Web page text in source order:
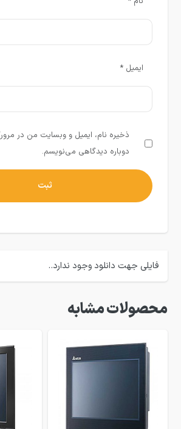
ایمیل*
ذخیره نام، ایمیل و وبسایت من در
دوباره دیدگاهی می‌نویسم.
فایلی جهت دانلود وجود ندارد..
محصولات مشابه